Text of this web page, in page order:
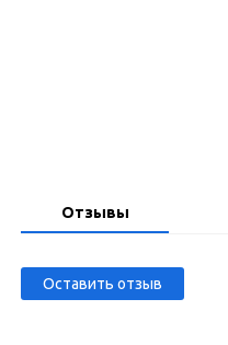
Отзывы
Оставить отзыв